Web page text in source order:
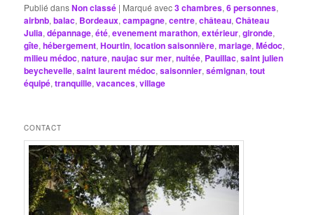
Publié dansNon classé | Marqué avec3 chambres,6 personnes,
airbnb,balac, Bordeaux,campagne,centre,château,Château
Julia,dépannage,été,evenement marathon,extérieur,gironde,
gîte,hébergement,Hourtin,location saisonnière,mariage,Médoc,
milieu médoc,nature,naujac sur mer,nuitée, Pauillac,saint julien
beychevelle,saint laurent médoc,saisonnier,sémignan,tout
équipé,tranquille,vacances,village
CONTACT